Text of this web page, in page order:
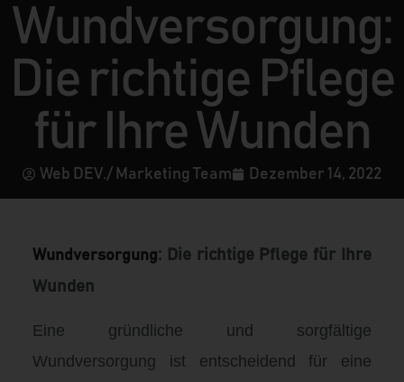
Wundversorgung:
Die richtige Pflege
für Ihre Wunden
Web DEV./ Marketing Team Dezember 14, 2022
Wundversorgung: Die richtige Pflege für Ihre
Wunden
Eine gründliche und sorgfältige
Wundversorgung ist entscheidend für eine